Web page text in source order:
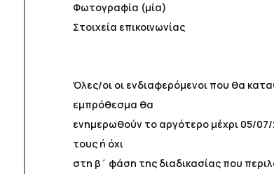
Φωτογραφία (μία)
Στοιχεία επικοινωνίας
Όλες/οι οι ενδιαφερόμενοι που θα
εμπρόθεσμα θα
ενημερωθούν το αργότερο μέχρι 05/
τους ή όχι
στη β΄ φάση της διαδικασίας που